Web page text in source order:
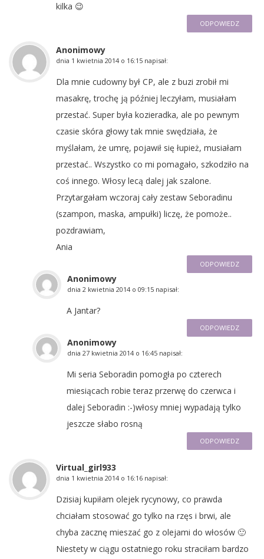
kilka 😉
ODPOWIEDZ
Anonimowy
dnia 1 kwietnia 2014 o 16:15 napisał:
Dla mnie cudowny był CP, ale z buzi zrobił mi
masakrę, trochę ją później leczyłam, musiałam
przestać. Super była kozieradka, ale po pewnym
czasie skóra głowy tak mnie swędziała, że
myślałam, że umrę, pojawił się łupież, musiałam
przestać.. Wszystko co mi pomagało, szkodziło na
coś innego. Włosy lecą dalej jak szalone.
Przytargałam wczoraj cały zestaw Seboradinu
(szampon, maska, ampułki) liczę, że pomoże..
pozdrawiam,
Ania
ODPOWIEDZ
Anonimowy
dnia 2 kwietnia 2014 o 09:15 napisał:
A Jantar?
ODPOWIEDZ
Anonimowy
dnia 27 kwietnia 2014 o 16:45 napisał:
Mi seria Seboradin pomogła po czterech
miesiącach robie teraz przerwę do czerwca i
dalej Seboradin :-)włosy mniej wypadają tylko
jeszcze słabo rosną
ODPOWIEDZ
Virtual_girl933
dnia 1 kwietnia 2014 o 16:16 napisał:
Dzisiaj kupiłam olejek rycynowy, co prawda
chciałam stosować go tylko na rzęs i brwi, ale
chyba zacznę mieszać go z olejami do włosów 🙂
Niestety w ciągu ostatniego roku straciłam bardzo